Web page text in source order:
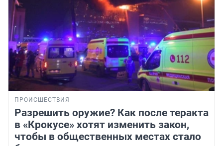
ПРОИСШЕСТВИЯ
Разрешить оружие? Как после теракта
в «Крокусе» хотят изменить закон,
чтобы в общественных местах стало